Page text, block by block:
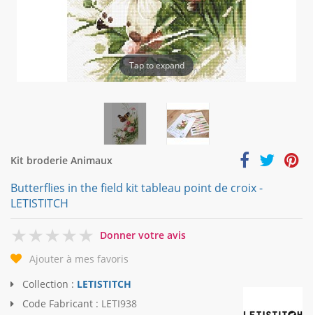
Tap to expand
Kit broderie Animaux
Butterflies in the field kit tableau point de croix -
LETISTITCH
0
Donner votre avis
Ajouter à mes favoris
Collection : LETISTITCH
Code Fabricant : LETI938